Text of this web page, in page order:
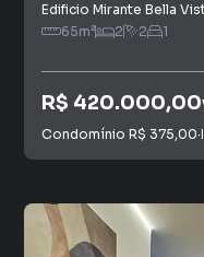
Edificio Mirante Bella
65m² 2 2 1
R$ 420.000,00
Condomínio R$ 375,00·